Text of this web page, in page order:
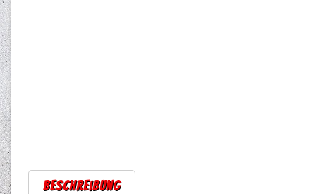
Beschreibung